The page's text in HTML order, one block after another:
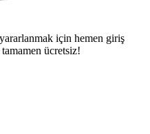
için hemen giriş
ücretsiz!